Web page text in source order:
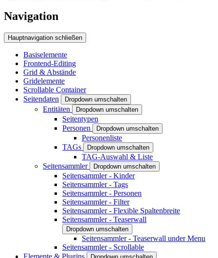
Navigation
Hauptnavigation schließen
Basiselemente
Frontend-Editing
Grid & Abstände
Gridelemente
Scrollable Container
Seitendaten
Dropdown umschalten
Entitäten Dropdown umschalten
Seitentypen
Personen
Dropdown umschalten
Personenliste
TAGs
Dropdown umschalten
TAG-Auswahl & Liste
Seitensammler
Dropdown umschalten
Seitensammler - Kinder
Seitensammler - Tags
Seitensammler - Personen
Seitensammler - Filter
Seitensammler - Flexible Spaltenbreite
Seitensammler - Teaserwall
Dropdown umschalten
Seitensammler - Teaserwall under Menu
Seitensammler - Scrollable
Elemente & Plugins